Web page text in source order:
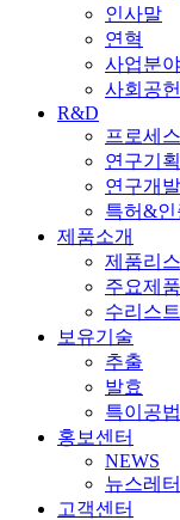
인사말
연혁
사업분야
사회공헌
R&D
프로세스
연구기획
연구개발
특허&인
제품소개
제품리
주요제품
수리스트
보유기술
추출
발효
특이공법
홍보센터
NEWS
뉴스레터
고객센터